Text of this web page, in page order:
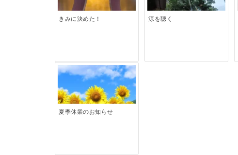
きみに決めた！ 涼を聴く
夏季休業のお知らせ